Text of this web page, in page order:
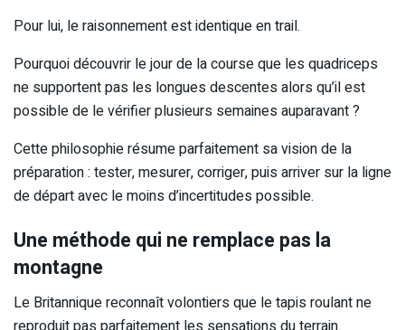
Pour lui, le raisonnement est identique en trail.
Pourquoi découvrir le jour de la course que les quadriceps
ne supportent pas les longues descentes alors qu’il est
possible de le vérifier plusieurs semaines auparavant ?
Cette philosophie résume parfaitement sa vision de la
préparation : tester, mesurer, corriger, puis arriver sur la ligne
de départ avec le moins d’incertitudes possible.
Une méthode qui ne remplace pas la
montagne
Le Britannique reconnaît volontiers que le tapis roulant ne